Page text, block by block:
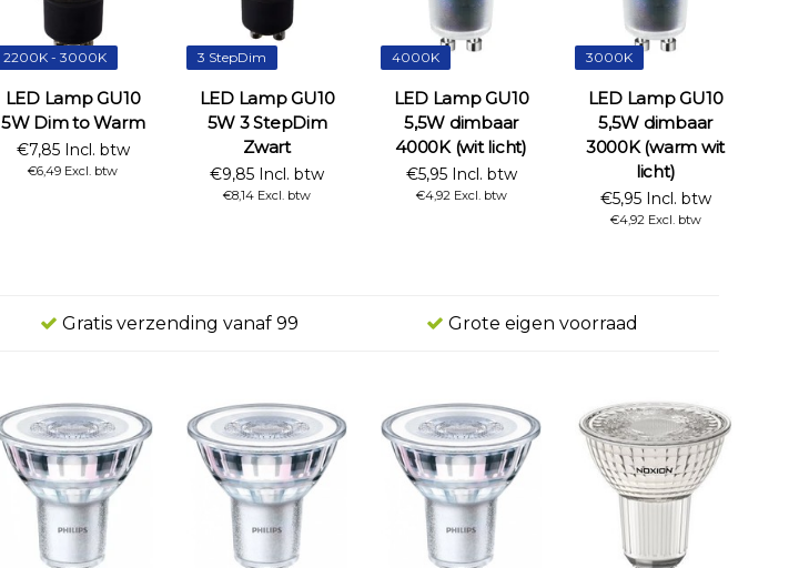
2200K - 3000K
LED Lamp GU10
5W Dim to Warm
€7,85 Incl. btw
€6,49 Excl. btw
3 StepDim
LED Lamp GU10
5W 3 StepDim
Zwart
€9,85 Incl. btw
€8,14 Excl. btw
4000K
LED Lamp GU10
5,5W dimbaar
4000K (wit licht)
€5,95 Incl. btw
€4,92 Excl. btw
3000K
LED Lamp GU10
5,5W dimbaar
3000K (warm wit
licht)
€5,95 Incl. btw
€4,92 Excl. btw
Gratis verzending vanaf 99 Grote eigen voorraad